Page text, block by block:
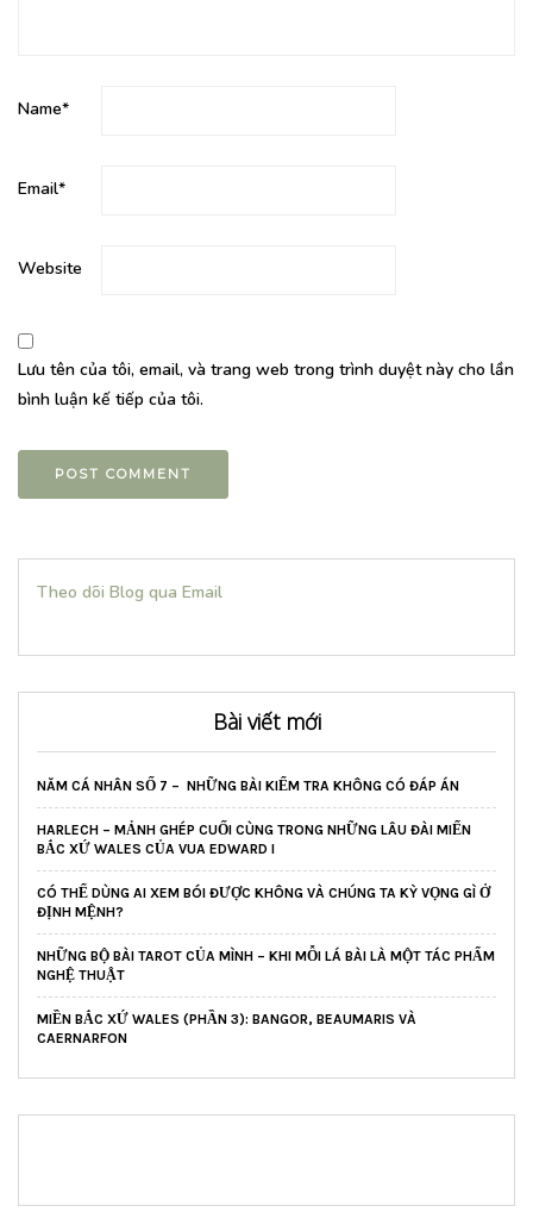
Name*
Email*
Website
Lưu tên của tôi, email, và trang web trong trình duyệt này cho lần
bình luận kế tiếp của tôi.
Theo dõi Blog qua Email
Bài viết mới
NĂM CÁ NHÂN SỐ 7 – NHỮNG BÀI KIỂM TRA KHÔNG CÓ ĐÁP ÁN
HARLECH – MẢNH GHÉP CUỐI CÙNG TRONG NHỮNG LÂU ĐÀI MIẾN
BẮC XỨ WALES CỦA VUA EDWARD I
CÓ THỂ DÙNG AI XEM BÓI ĐƯỢC KHÔNG VÀ CHÚNG TA KỲ VỌNG GÌ Ở
ĐỊNH MỆNH?
NHỮNG BỘ BÀI TAROT CỦA MÌNH – KHI MỖI LÁ BÀI LÀ MỘT TÁC PHẨM
NGHỆ THUẬT
MIỀN BẮC XỨ WALES (PHẦN 3): BANGOR, BEAUMARIS VÀ
CAERNARFON